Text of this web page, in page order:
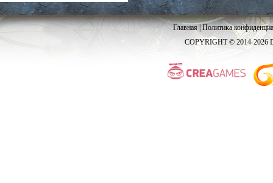
Главная|Политика
COPYRIGHT © 2014-2026